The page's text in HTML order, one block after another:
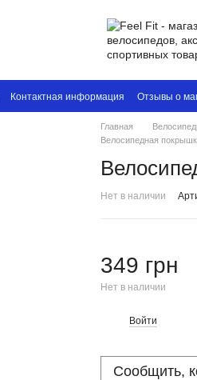
Контактная информация Отзывы о
Главная
Велосипедная
Нет в наличии
349 грн
Нет в наличии
Войти
Сообщить,